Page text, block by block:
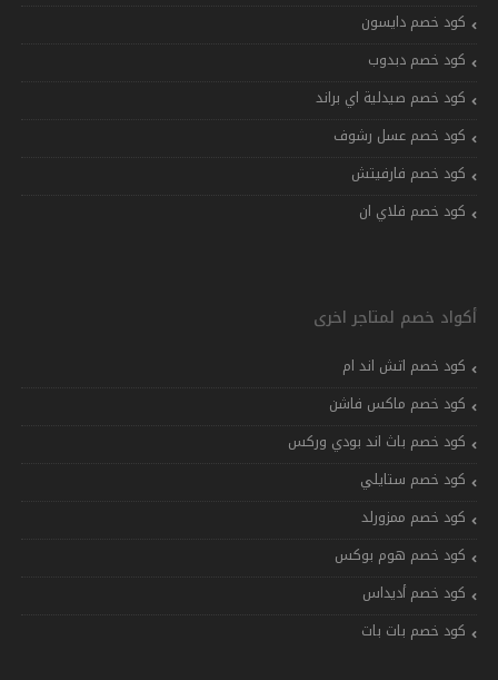
كود خصم دايسون
كود خصم دبدوب
كود خصم صيدلية اي براند
كود خصم عسل رشوف
كود خصم فارفيتش
كود خصم فلاي ان
أكواد خصم لمتاجر اخرى
كود خصم اتش اند ام
كود خصم ماكس فاشن
كود خصم باث اند بودي وركس
كود خصم ستايلي
كود خصم ممزورلد
كود خصم هوم بوكس
كود خصم أديداس
كود خصم بات بات